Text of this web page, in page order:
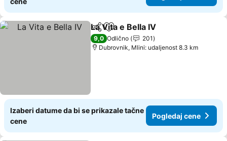
Deli Dodati u favorite
La Vita e Bella IV
9,0 Odlično
201
Dubrovnik, Mlini: udaljenost 8.3 km
Izaberi datume da bi se prikazale tačne
cene
Pogledaj cene